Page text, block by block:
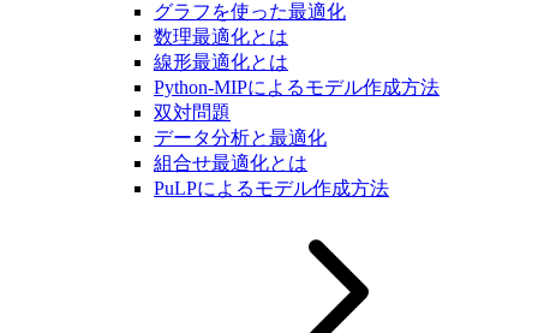
グラフを使った最適化
数理最適化とは
線形最適化とは
Python-MIPによるモデル作成方法
双対問題
データ分析と最適化
組合せ最適化とは
PuLPによるモデル作成方法